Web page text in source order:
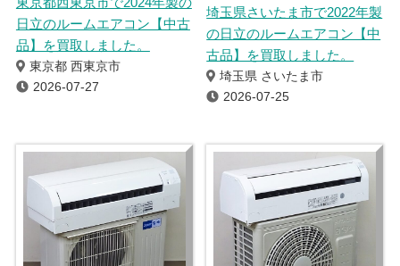
日立のルームエアコン【中古
品】を買取しました。
東京都 西東京市
2026-07-27
埼玉県さいたま市で2022年製
の日立のルームエアコン【中
古品】を買取しました。
埼玉県 さいたま市
2026-07-25